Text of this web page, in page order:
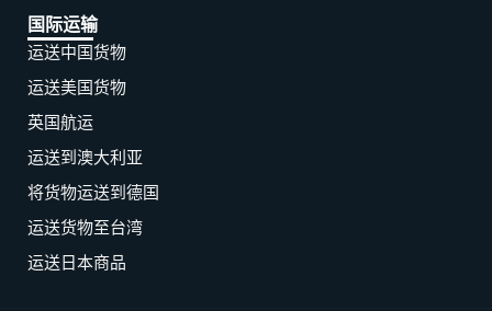
国际运输
运送中国货物
运送美国货物
英国航运
运送到澳大利亚
将货物运送到德国
运送货物至台湾
运送日本商品